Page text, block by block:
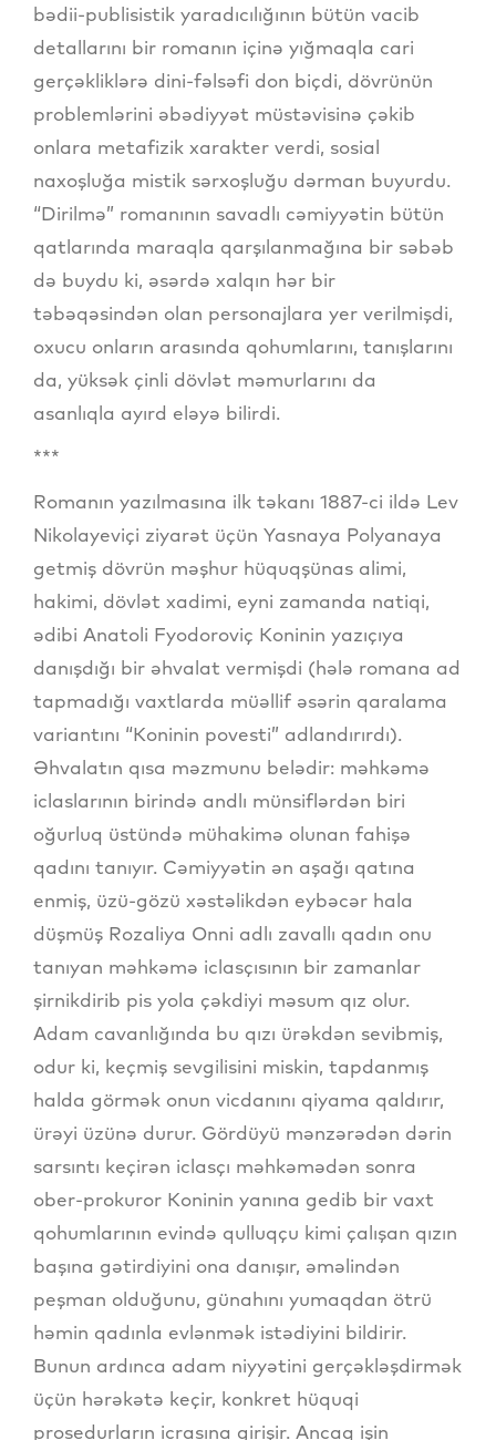
bədii-publisistik yaradıcılığının bütün vacib
detallarını bir romanın içinə yığmaqla cari
gerçəkliklərə dini-fəlsəfi don biçdi, dövrünün
problemlərini əbədiyyət müstəvisinə çəkib
onlara metafizik xarakter verdi, sosial
naxoşluğa mistik sərxoşluğu dərman buyurdu.
“Dirilmə” romanının savadlı cəmiyyətin bütün
qatlarında maraqla qarşılanmağına bir səbəb
də buydu ki, əsərdə xalqın hər bir
təbəqəsindən olan personajlara yer verilmişdi,
oxucu onların arasında qohumlarını, tanışlarını
da, yüksək çinli dövlət məmurlarını da
asanlıqla ayırd eləyə bilirdi.
***
Romanın yazılmasına ilk təkanı 1887-ci ildə Lev
Nikolayeviçi ziyarət üçün Yasnaya Polyanaya
getmiş dövrün məşhur hüquqşünas alimi,
hakimi, dövlət xadimi, eyni zamanda natiqi,
ədibi Anatoli Fyodoroviç Koninin yazıçıya
danışdığı bir əhvalat vermişdi (hələ romana ad
tapmadığı vaxtlarda müəllif əsərin qaralama
variantını “Koninin povesti” adlandırırdı).
Əhvalatın qısa məzmunu belədir: məhkəmə
iclaslarının birində andlı münsiflərdən biri
oğurluq üstündə mühakimə olunan fahişə
qadını tanıyır. Cəmiyyətin ən aşağı qatına
enmiş, üzü-gözü xəstəlikdən eybəcər hala
düşmüş Rozaliya Onni adlı zavallı qadın onu
tanıyan məhkəmə iclasçısının bir zamanlar
şirnikdirib pis yola çəkdiyi məsum qız olur.
Adam cavanlığında bu qızı ürəkdən sevibmiş,
odur ki, keçmiş sevgilisini miskin, tapdanmış
halda görmək onun vicdanını qiyama qaldırır,
ürəyi üzünə durur. Gördüyü mənzərədən dərin
sarsıntı keçirən iclasçı məhkəmədən sonra
ober-prokuror Koninin yanına gedib bir vaxt
qohumlarının evində qulluqçu kimi çalışan qızın
başına gətirdiyini ona danışır, əməlindən
peşman olduğunu, günahını yumaqdan ötrü
həmin qadınla evlənmək istədiyini bildirir.
Bunun ardınca adam niyyətini gerçəkləşdirmək
üçün hərəkətə keçir, konkret hüquqi
prosedurların icrasına girişir. Ancaq işin